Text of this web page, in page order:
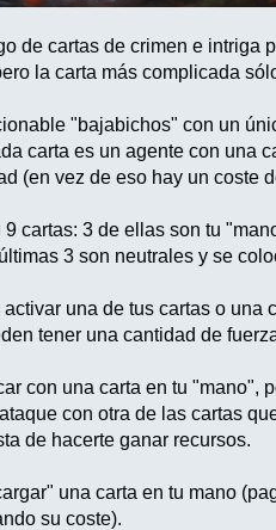
de cartas de crimen e intriga
la carta más complicada
"bajabichos" con un
carta es un agente con una
(en vez de eso hay un coste
cartas: 3 de ellas son tu
3 son neutrales y se
una de tus cartas o
tener una cantidad de
con una carta en tu "mano",
con otra de las cartas
de hacerte ganar recursos.
una carta en tu mano
su coste).